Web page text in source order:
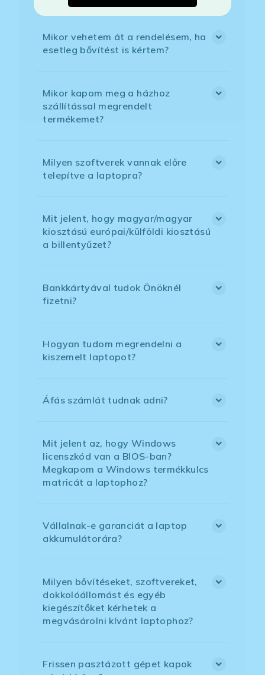
Mikor vehetem át a rendelésem, ha
esetleg bővítést is kértem?
Mikor kapom meg a házhoz
szállítással megrendelt
termékemet?
Milyen szoftverek vannak előre
telepítve a laptopra?
Mit jelent, hogy magyar/magyar
kiosztású európai/külföldi kiosztású
a billentyűzet?
Bankkártyával tudok Önöknél
fizetni?
Hogyan tudom megrendelni a
kiszemelt laptopot?
Áfás számlát tudnak adni?
Mit jelent az, hogy Windows
licenszkód van a BIOS-ban?
Megkapom a Windows termékkulcs
matricát a laptophoz?
Vállalnak-e garanciát a laptop
akkumulátorára?
Milyen bővítéseket, szoftvereket,
dokkolóállomást és egyéb
kiegészítőket kérhetek a
megvásárolni kívánt laptophoz?
Frissen pasztázott gépet kapok